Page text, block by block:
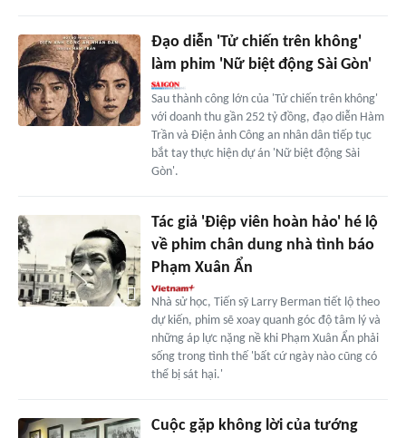
Đạo diễn 'Tử chiến trên không'
làm phim 'Nữ biệt động Sài Gòn'
Sau thành công lớn của 'Tử chiến trên không'
với doanh thu gần 252 tỷ đồng, đạo diễn Hàm
Trần và Điện ảnh Công an nhân dân tiếp tục
bắt tay thực hiện dự án 'Nữ biệt động Sài
Gòn'.
Tác giả 'Điệp viên hoàn hảo' hé lộ
về phim chân dung nhà tình báo
Phạm Xuân Ẩn
Nhà sử học, Tiến sỹ Larry Berman tiết lộ theo
dự kiến, phim sẽ xoay quanh góc độ tâm lý và
những áp lực nặng nề khi Phạm Xuân Ẩn phải
sống trong tình thế 'bất cứ ngày nào cũng có
thể bị sát hại.'
Cuộc gặp không lời của tướng